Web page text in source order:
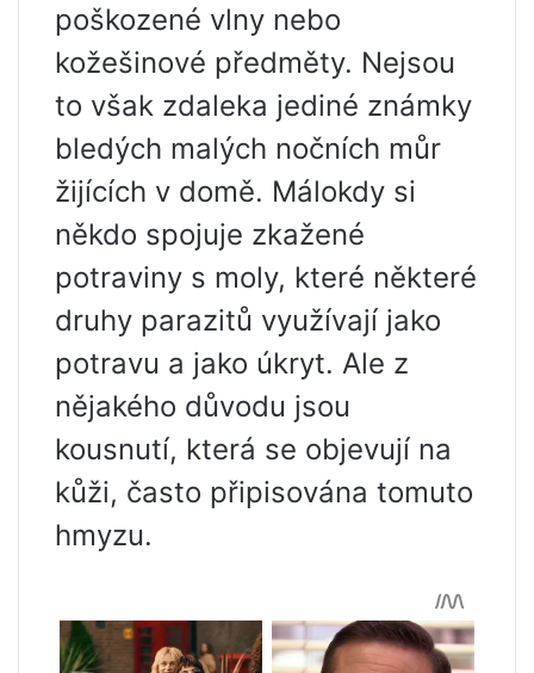
poškozené vlny nebo
kožešinové předměty. Nejsou
to však zdaleka jediné známky
bledých malých nočních můr
žijících v domě. Málokdy si
někdo spojuje zkažené
potraviny s moly, které některé
druhy parazitů využívají jako
potravu a jako úkryt. Ale z
nějakého důvodu jsou
kousnutí, která se objevují na
kůži, často připisována tomuto
hmyzu.